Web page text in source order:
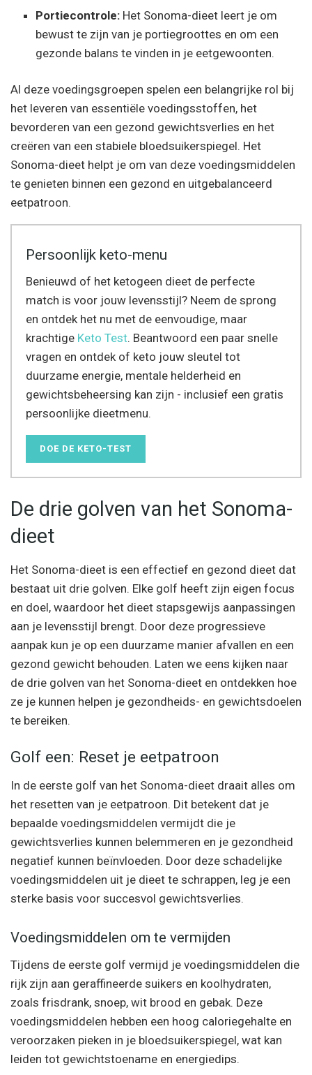
Portiecontrole: Het Sonoma-dieet leert je om
bewust te zijn van je portiegroottes en om een
gezonde balans te vinden in je eetgewoonten.
Al deze voedingsgroepen spelen een belangrijke rol bij
het leveren van essentiële voedingsstoffen, het
bevorderen van een gezond gewichtsverlies en het
creëren van een stabiele bloedsuikerspiegel. Het
Sonoma-dieet helpt je om van deze voedingsmiddelen
te genieten binnen een gezond en uitgebalanceerd
eetpatroon.
Persoonlijk keto-menu
Benieuwd of het ketogeen dieet de perfecte
match is voor jouw levensstijl? Neem de sprong
en ontdek het nu met de eenvoudige, maar
krachtige Keto Test. Beantwoord een paar snelle
vragen en ontdek of keto jouw sleutel tot
duurzame energie, mentale helderheid en
gewichtsbeheersing kan zijn - inclusief een gratis
persoonlijke dieetmenu.
DOE DE KETO-TEST
De drie golven van het Sonoma-
dieet
Het Sonoma-dieet is een effectief en gezond dieet dat
bestaat uit drie golven. Elke golf heeft zijn eigen focus
en doel, waardoor het dieet stapsgewijs aanpassingen
aan je levensstijl brengt. Door deze progressieve
aanpak kun je op een duurzame manier afvallen en een
gezond gewicht behouden. Laten we eens kijken naar
de drie golven van het Sonoma-dieet en ontdekken hoe
ze je kunnen helpen je gezondheids- en gewichtsdoelen
te bereiken.
Golf een: Reset je eetpatroon
In de eerste golf van het Sonoma-dieet draait alles om
het resetten van je eetpatroon. Dit betekent dat je
bepaalde voedingsmiddelen vermijdt die je
gewichtsverlies kunnen belemmeren en je gezondheid
negatief kunnen beïnvloeden. Door deze schadelijke
voedingsmiddelen uit je dieet te schrappen, leg je een
sterke basis voor succesvol gewichtsverlies.
Voedingsmiddelen om te vermijden
Tijdens de eerste golf vermijd je voedingsmiddelen die
rijk zijn aan geraffineerde suikers en koolhydraten,
zoals frisdrank, snoep, wit brood en gebak. Deze
voedingsmiddelen hebben een hoog caloriegehalte en
veroorzaken pieken in je bloedsuikerspiegel, wat kan
leiden tot gewichtstoename en energiedips.